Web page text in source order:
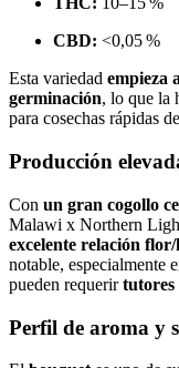
CBD: <0,05 %
Esta variedad empieza
germinación, lo que la
para cosechas rápidas
Producción
Con un gran cogollo
Malawi x Northern
excelente relación
notable, especialmente
pueden requerirtutores
Perfil de aroma y